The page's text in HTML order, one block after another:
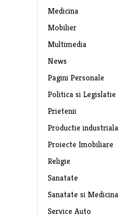
Medicina
Mobilier
Multimedia
News
Pagini Personale
Politica si Legislatie
Prietenii
Productie industriala
Proiecte Imobiliare
Religie
Sanatate
Sanatate si Medicina
Service Auto